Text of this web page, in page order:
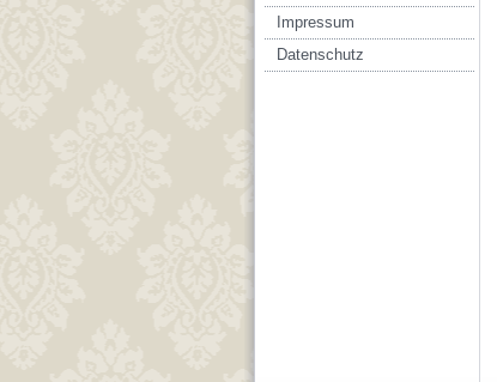
Impressum
Datenschutz